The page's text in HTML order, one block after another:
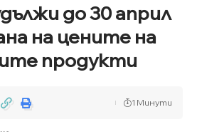
до 30 април
на цените на
продукти
1 Минути